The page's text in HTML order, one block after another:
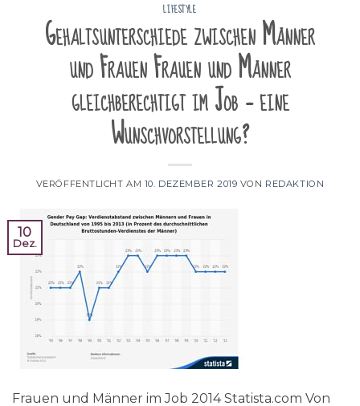
LIFESTYLE
Gehaltsunterschiede zwischen Männer
und Frauen Frauen und Männer
gleichberechtigt im Job – eine
Wunschvorstellung?
VERÖFFENTLICHT AM 10. DEZEMBER 2019 VON REDAKTION
10
Dez.
Frauen und Männer im Job 2014 Statista.com Von